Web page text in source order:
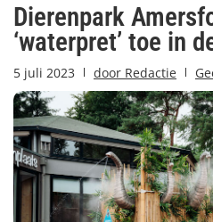
Dierenpark
‘waterpret’ toe in
5 juli 2023 door Redactie